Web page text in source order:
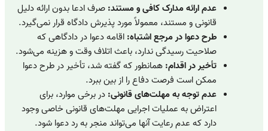
عدم ارائه مدارک کافی و مستند: صرف ادعا بدون ارائه دلیل
قانونی و مستند، معمولاً مورد پذیرش دادگاه قرار نمی‌گیرد.
طرح دعوا در مرجع اشتباه: اقامه دعوا در دادگاهی که
صلاحیت رسیدگی ندارد، باعث اتلاف وقت و هزینه می‌شود.
تأخیر در اقدام: همانطور که گفته شد، تأخیر در طرح دعوا
ممکن است فرصت دفاع را از بین ببرد.
عدم توجه به مهلت‌های قانونی: در برخی موارد، برای
اعتراض به عملیات اجرایی مهلت‌های قانونی خاصی وجود
دارد که عدم رعایت آنها می‌تواند منجر به رد دعوا شود.